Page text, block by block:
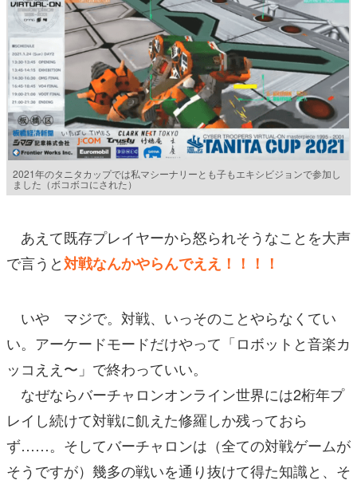
2021年のタニタカップでは私マシーナリーとも子もエキシビジョンで参加し
ました（ボコボコにされた）
あえて既存プレイヤーから怒られそうなことを大声
で言うと対戦なんかやらんでええ！！！！
いや マジで。対戦、いっそのことやらなくてい
い。アーケードモードだけやって「ロボットと音楽カ
ッコええ〜」で終わっていい。
なぜならバーチャロンオンライン世界には2桁年プ
レイし続けて対戦に飢えた修羅しか残っておら
ず……。そしてバーチャロンは（全ての対戦ゲームが
そうですが）幾多の戦いを通り抜けて得た知識と、そ